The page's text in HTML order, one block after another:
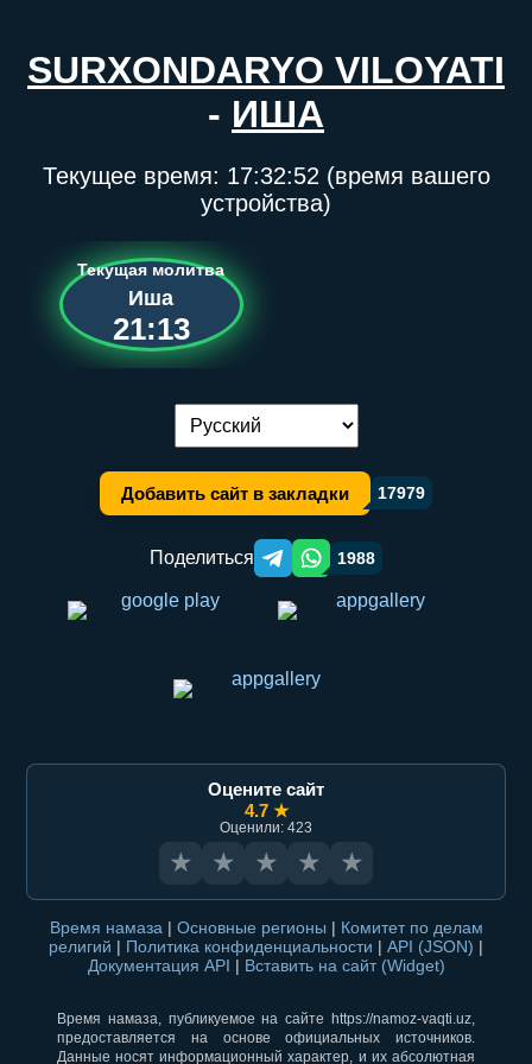
SURXONDARYO VILOYATI
- ИША
Текущее время: 17:32:52 (время вашего
устройства)
Текущая молитва
Иша
21:13
Переключение языка:
Добавить сайт в закладки 17979
Поделиться Telegram orqali ulashish
WhatsApp orqali ulashish
1988
Оцените сайт
4.7 ★
Оценили: 423
★ ★ ★ ★ ★
Время намаза | Основные регионы | Комитет по делам
религий | Политика конфиденциальности | API (JSON) |
Документация API | Вставить на сайт (Widget)
Время намаза, публикуемое на сайте https://namoz-vaqti.uz,
предоставляется на основе официальных источников.
Данные носят информационный характер, и их абсолютная